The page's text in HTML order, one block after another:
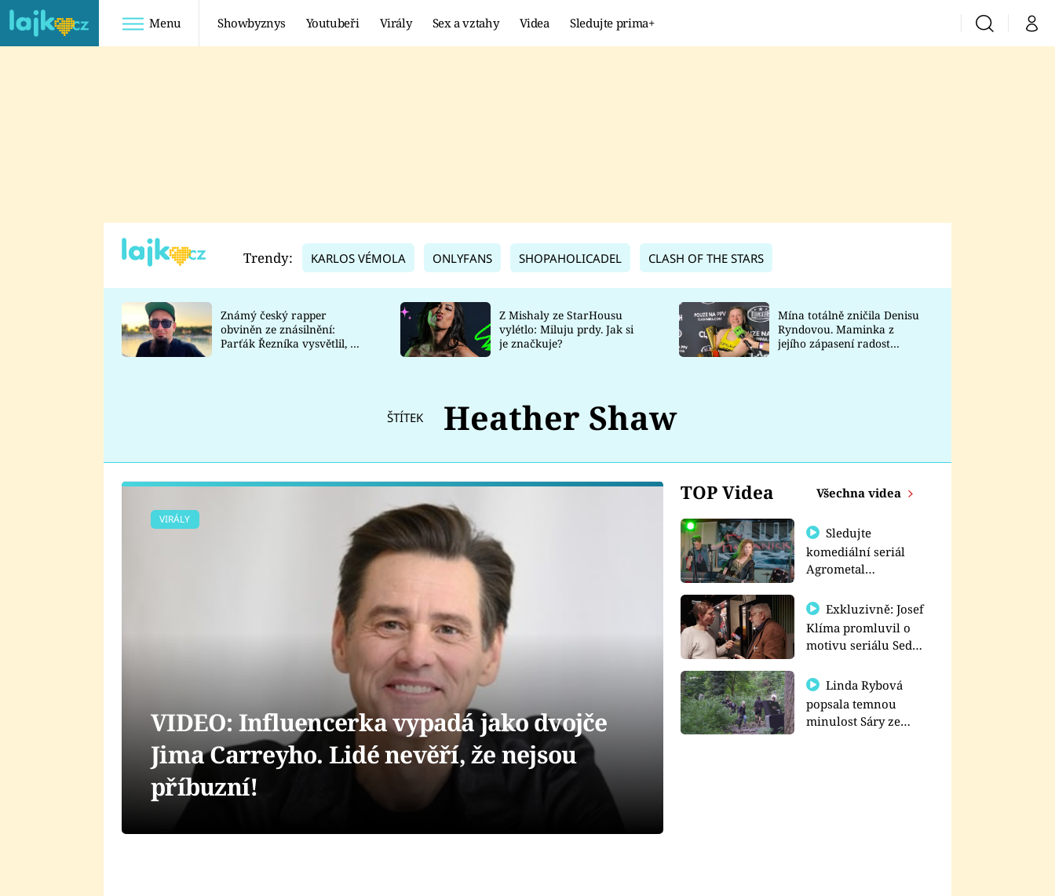
Menu Showbyznys Youtubeři Virály Sex a vztahy Videa Sledujte prima+ VyhledáváníMůj
TADEÁŠ KUBĚNKA
DATEL
Prima Lajk
Sledujte nás
Trendy: KARLOS VÉMOLA ONLYFANS SHOPAHOLICADEL CLASH OF THE STARS
Známý český rapper
obviněn ze znásilnění:
Parťák Řezníka vysvětlil, co
Z Mishaly ze StarHousu
vylétlo: Miluju prdy. Jak si
je značkuje?
Mína totálně zničila Denisu
Ryndovou. Maminka z
jejího zápasení radost
ŠTÍTEK Heather Shaw
TOP Videa Všechna videa
Sledujte
komediální seriál
Agrometal
prima+
Exkluzivně: Josef
Klíma promluvil o
motivu seriálu Sedm
Linda Rybová
popsala temnou
minulost Sáry ze
VIRÁLY
VIDEO: Influencerka vypadá jako dvojče
Jima Carreyho. Lidé nevěří, že nejsou
příbuzní!